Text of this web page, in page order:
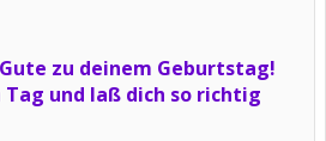
zu deinem Geburtstag!
Tag und laß dich so richtig